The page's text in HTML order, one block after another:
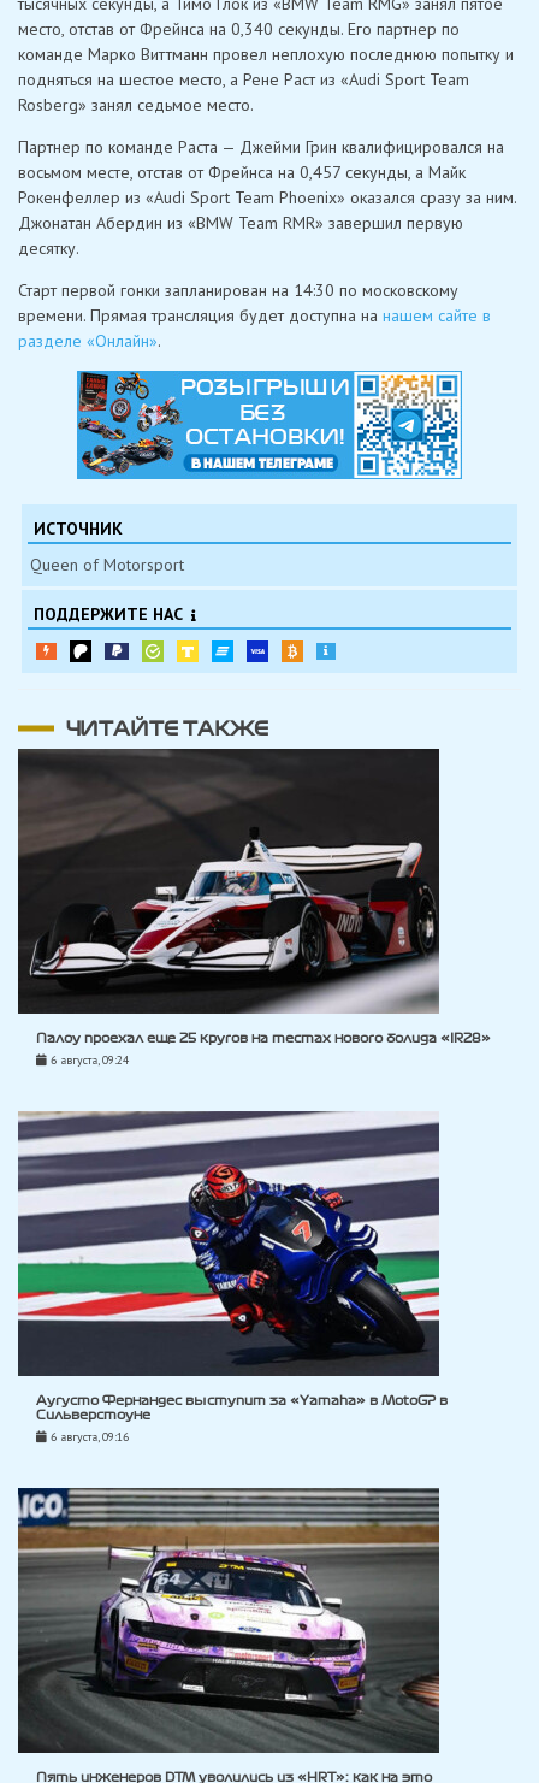
место, отстав от Фрейнса на 0,340 секунды. Его партнер по
команде Марко Виттманн провел неплохую последнюю попытку и
подняться на шестое место, а Рене Раст из «Audi Sport Team
Rosberg» занял седьмое место.
Партнер по команде Раста — Джейми Грин квалифицировался на
восьмом месте, отстав от Фрейнса на 0,457 секунды, а Майк
Рокенфеллер из «Audi Sport Team Phoenix» оказался сразу за ним.
Джонатан Абердин из «BMW Team RMR» завершил первую
десятку.
Старт первой гонки запланирован на 14:30 по московскому
времени. Прямая трансляция будет доступна на нашем сайте в
разделе «Онлайн».
ИСТОЧНИК
Queen of Motorsport
ПОДДЕРЖИТЕ НАС
ЧИТАЙТЕ ТАКЖЕ
Палоу проехал еще 25 кругов на тестах нового болида «IR28»
6 августа, 09:24
Аугусто Фернандес выступит за «Yamaha» в MotoGP в
Сильверстоуне
6 августа, 09:16
Пять инженеров DTM уволились из «HRT»: как на это